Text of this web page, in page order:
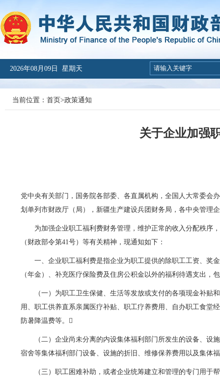
2026年08月09日 星期天
当前位置： 首页>政策通知
关于企业加强
党中央有关部门，国务院各部委、各直属机构，全国人大常委会
划单列市财政厅（局），新疆生产建设兵团财务局，各中央管理
为加强企业职工福利费财务管理，维护正常的收入分配秩序
（财政部令第41号）等有关精神，现通知如下：
一、企业职工福利费是指企业为职工提供的除职工工资、奖
（年金）、补充医疗保险费及住房公积金以外的福利待遇支出
（一）为职工卫生保健、生活等发放或支付的各项现金补
用、职工供养直系亲属医疗补贴、职工疗养费用、自办职工食堂
防暑降温费等。 
（二）企业尚未分离的内设集体福利部门所发生的设备、
宿舍等集体福利部门设备、设施的折旧、维修保养费用以及集体
（三）职工困难补助，或者企业统筹建立和管理的专门用于